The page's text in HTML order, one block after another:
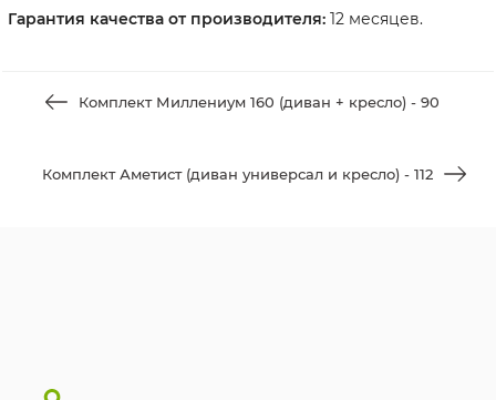
Гарантия качества от производителя: 12 месяцев.
Комплект Миллениум 160 (диван + кресло) - 90
Комплект Аметист (диван универсал и кресло) - 112